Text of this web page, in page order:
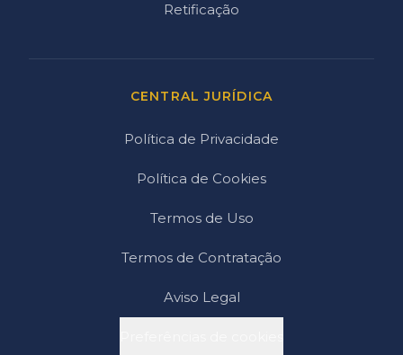
Retificação
CENTRAL JURÍDICA
Política de Privacidade
Política de Cookies
Termos de Uso
Termos de Contratação
Aviso Legal